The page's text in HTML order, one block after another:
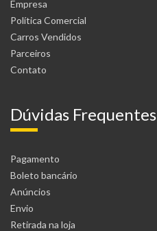
Empresa
Política Comercial
Carros Vendidos
Parceiros
Contato
Dúvidas Frequentes
Pagamento
Boleto bancário
Anúncios
Envio
Retirada na loja